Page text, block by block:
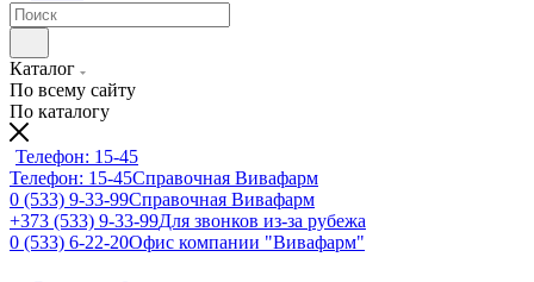
Каталог
По всему сайту
По каталогу
Телефон: 15-45
Телефон: 15-45Справочная Вивафарм
0 (533) 9-33-99Справочная Вивафарм
+373 (533) 9-33-99Для звонков из-за рубежа
0 (533) 6-22-20Офис компании "Вивафарм"